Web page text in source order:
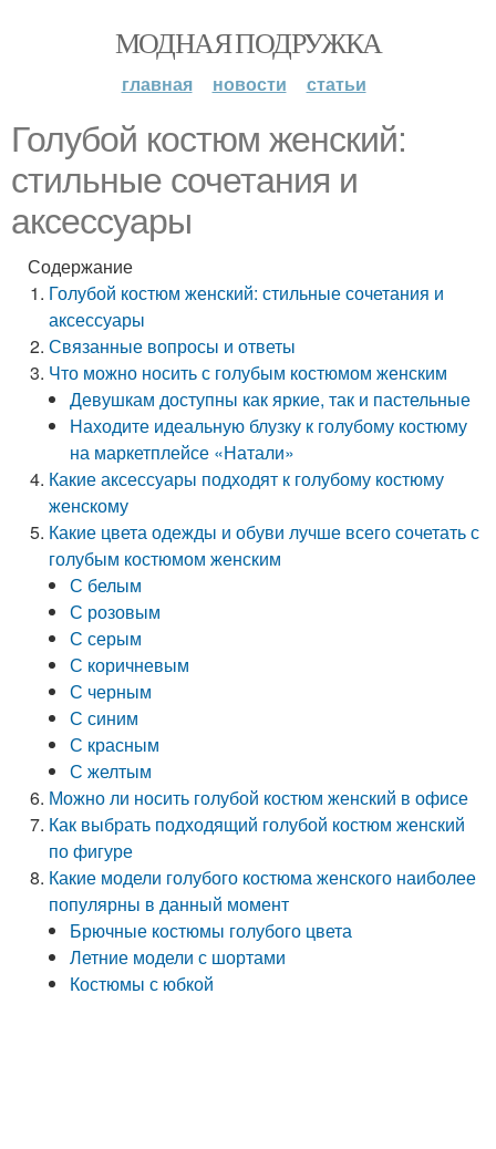
МОДНАЯ ПОДРУЖКА
главная новости статьи
Голубой костюм женский:
стильные сочетания и
аксессуары
Содержание
Голубой костюм женский: стильные сочетания и
аксессуары
Связанные вопросы и ответы
Что можно носить с голубым костюмом женским
Девушкам доступны как яркие, так и пастельные
Находите идеальную блузку к голубому костюму
на маркетплейсе «Натали»
Какие аксессуары подходят к голубому костюму
женскому
Какие цвета одежды и обуви лучше всего сочетать с
голубым костюмом женским
С белым
С розовым
С серым
С коричневым
С черным
С синим
С красным
С желтым
Можно ли носить голубой костюм женский в офисе
Как выбрать подходящий голубой костюм женский
по фигуре
Какие модели голубого костюма женского наиболее
популярны в данный момент
Брючные костюмы голубого цвета
Летние модели с шортами
Костюмы с юбкой